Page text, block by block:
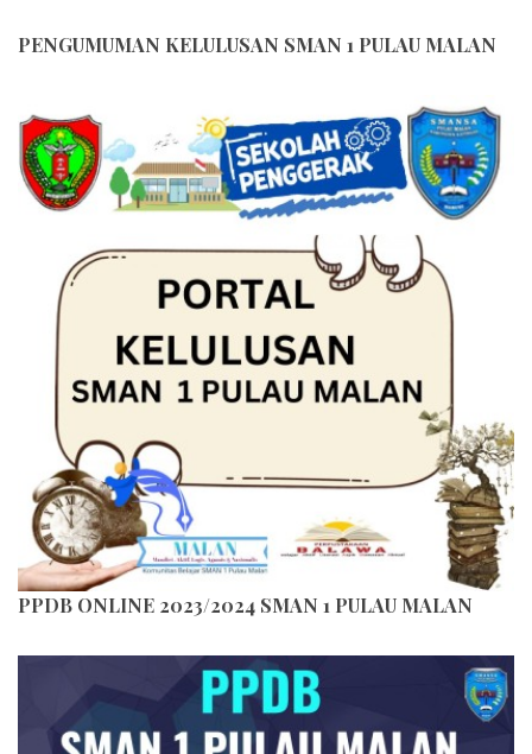
PENGUMUMAN KELULUSAN SMAN 1 PULAU MALAN
PPDB ONLINE 2023/2024 SMAN 1 PULAU MALAN